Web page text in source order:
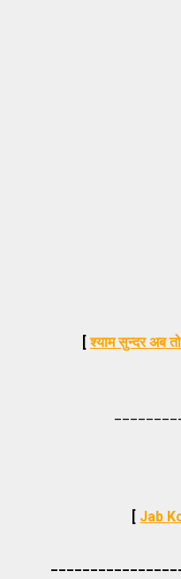
[श्याम सुन्दर अब
[ Jab